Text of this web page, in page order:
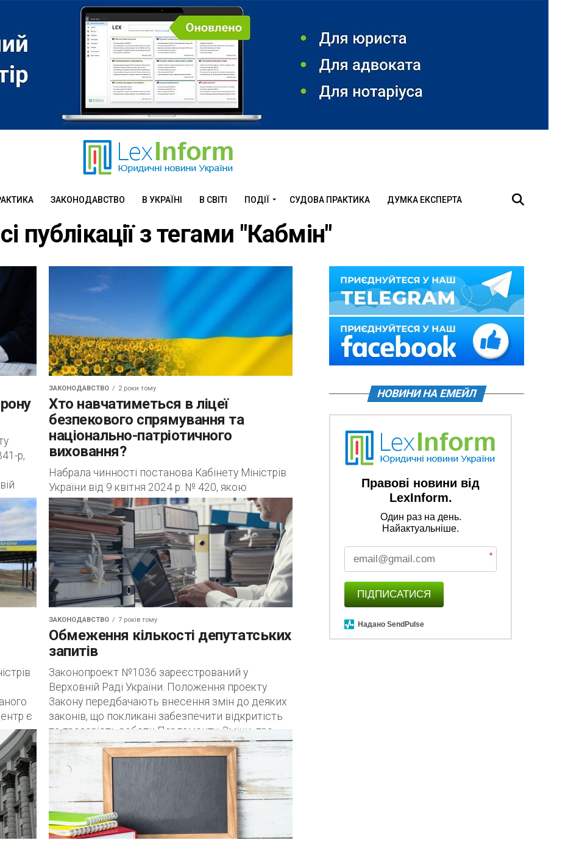
ЗАКОНОДАВСТВО В УКРАЇНІ В СВІТІ ПОДІЇ СУДОВА ПРАКТИКА ДУМКА ЕКСПЕРТА
публікації з тегами "Кабмін"
р,
ЗАКОНОДАВСТВО 2 роки тому
Хто навчатиметься в ліцеї
безпекового спрямування та
національно-патріотичного
виховання?
Набрала чинності постанова Кабінету Міністрів
України від 9 квітня 2024 р. № 420, якою
визначено організацію діяльності ліцею
безпекового спрямування та національно-
патріотичного виховання, його завдання,
структуру,...
є
ЗАКОНОДАВСТВО 7 років тому
Обмеження кількості депутатських
запитів
Законопроект №1036 зареєстрований у
Верховній Раді України. Положення проекту
Закону передбачають внесення змін до деяких
законів, що покликані забезпечити відкритість
та прозорість роботи Парламенту. Зміни, про...
НОВИНИ НА ЕМЕЙЛ
Правові новини від
LexInform.
Один раз на день.
Найактуальніше.
*
ПІДПИСАТИСЯ
Надано SendPulse